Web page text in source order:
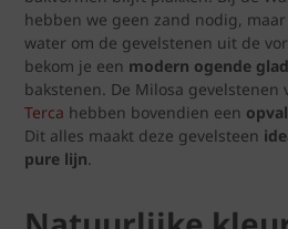
hebben we geen zand nodig,
water om de gevelstenen uit de
bekom je een modern ogende
bakstenen. De Milosa gevelstenen
Terca hebben bovendien een
Dit alles maakt deze gevelsteen
pure lijn.